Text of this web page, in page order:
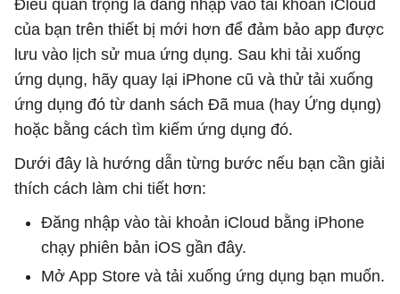
Điều quan trọng là đăng nhập vào tài khoản iCloud
của bạn trên thiết bị mới hơn để đảm bảo app được
lưu vào lịch sử mua ứng dụng. Sau khi tải xuống
ứng dụng, hãy quay lại iPhone cũ và thử tải xuống
ứng dụng đó từ danh sách Đã mua (hay Ứng dụng)
hoặc bằng cách tìm kiếm ứng dụng đó.
Dưới đây là hướng dẫn từng bước nếu bạn cần giải
thích cách làm chi tiết hơn:
Đăng nhập vào tài khoản iCloud bằng iPhone
chạy phiên bản iOS gần đây.
Mở App Store và tải xuống ứng dụng bạn muốn.